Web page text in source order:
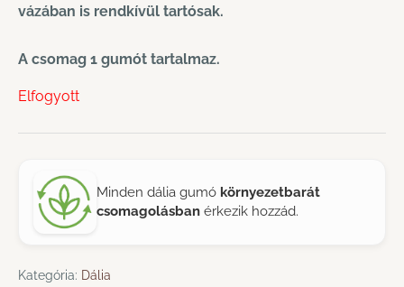
vázában is rendkívül tartósak.
A csomag 1 gumót tartalmaz.
Elfogyott
Minden dália gumó környezetbarát
csomagolásban érkezik hozzád.
Kategória: Dália